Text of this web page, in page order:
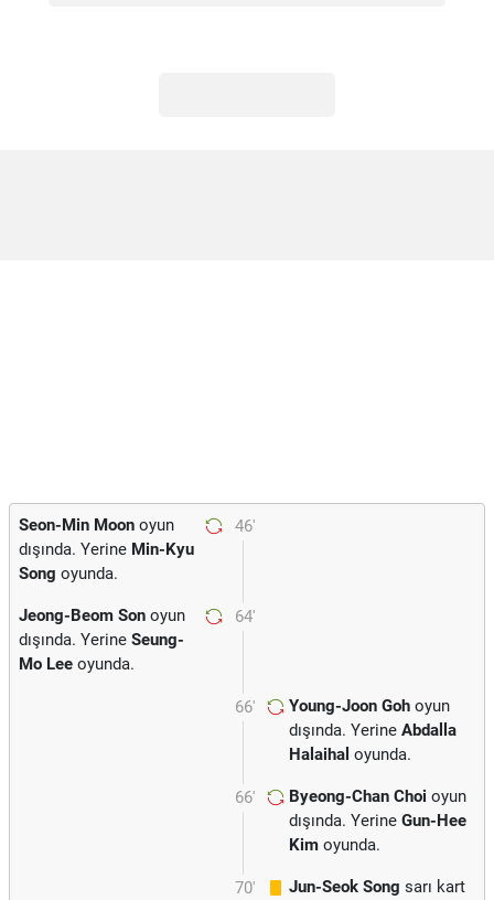
46'
Seon-Min Moon oyun
dışında. Yerine Min-Kyu
Song oyunda.
64'
Jeong-Beom Son oyun
dışında. Yerine Seung-
Mo Lee oyunda.
66' Young-Joon Goh oyun
dışında. Yerine Abdalla
Halaihal oyunda.
66' Byeong-Chan Choi oyun
dışında. Yerine Gun-Hee
Kim oyunda.
70' Jun-Seok Song sarı kart